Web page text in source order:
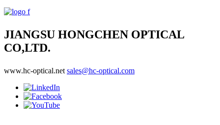
JIANGSU HONGCHEN OPTICAL
CO,LTD.
www.hc-optical.net sales@hc-optical.com